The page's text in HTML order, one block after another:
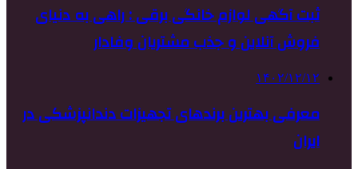
ثبت آگهی لوازم خانگی برقی : راهی به دنیای
فروش آنلاین و جذب مشتریان وفادار
۱۴۰۲/۱۲/۱۲
معرفی بهترین برندهای تجهیزات دندانپزشکی در
ایران